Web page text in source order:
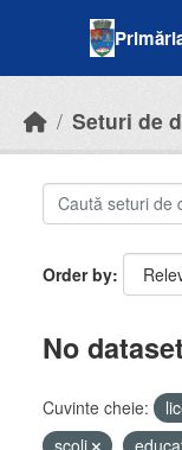
Seturi de
Order by
No
Cuvinte cheie:
scoli